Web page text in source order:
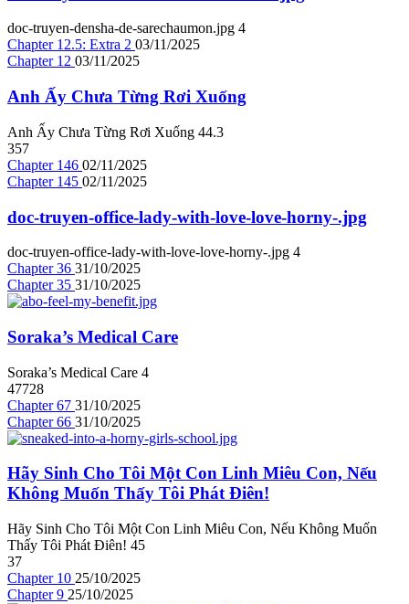
doc-truyen-densha-de-sarechaumon.jpg 4
Chapter 12.5: Extra 2 03/11/2025
Chapter 12 03/11/2025
Anh Ấy Chưa Từng Rơi Xuống
Anh Ấy Chưa Từng Rơi Xuống 44.3
357
Chapter 146 02/11/2025
Chapter 145 02/11/2025
doc-truyen-office-lady-with-love-love-horny-.jpg
doc-truyen-office-lady-with-love-love-horny-.jpg 4
Chapter 36 31/10/2025
Chapter 35 31/10/2025
Soraka’s Medical Care
Soraka’s Medical Care 4
47728
Chapter 67 31/10/2025
Chapter 66 31/10/2025
Hãy Sinh Cho Tôi Một Con Linh Miêu Con, Nếu
Không Muốn Thấy Tôi Phát Điên!
Hãy Sinh Cho Tôi Một Con Linh Miêu Con, Nếu Không Muốn
Thấy Tôi Phát Điên! 45
37
Chapter 10 25/10/2025
Chapter 9 25/10/2025